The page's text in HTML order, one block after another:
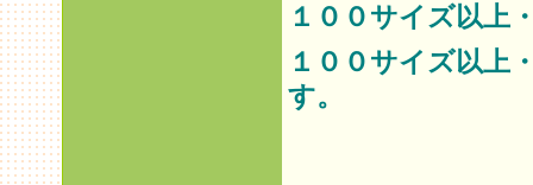
１００サイズ以上
１００サイズ以上
す。